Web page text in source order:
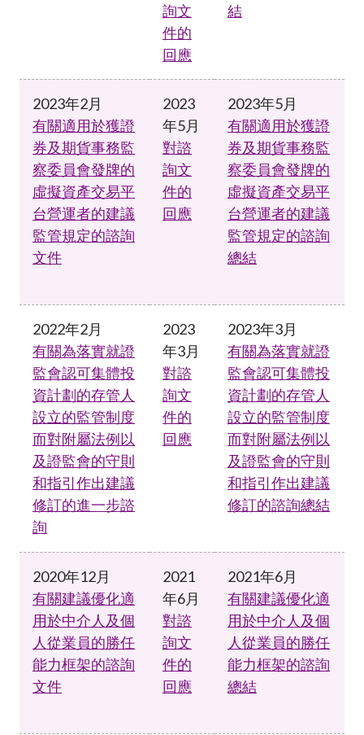
詢文
件的
回應
結
2023年2月
有關適用於獲證
券及期貨事務監
察委員會發牌的
虛擬資產交易平
台營運者的建議
監管規定的諮詢
文件
2023
年5月
對諮
詢文
件的
回應
2023年5月
有關適用於獲證
券及期貨事務監
察委員會發牌的
虛擬資產交易平
台營運者的建議
監管規定的諮詢
總結
2022年2月
有關為落實就證
監會認可集體投
資計劃的存管人
設立的監管制度
而對附屬法例以
及證監會的守則
和指引作出建議
修訂的進一步諮
詢
2023
年3月
對諮
詢文
件的
回應
2023年3月
有關為落實就證
監會認可集體投
資計劃的存管人
設立的監管制度
而對附屬法例以
及證監會的守則
和指引作出建議
修訂的諮詢總結
2020年12月
有關建議優化適
用於中介人及個
人從業員的勝任
能力框架的諮詢
文件
2021
年6月
對諮
詢文
件的
回應
2021年6月
有關建議優化適
用於中介人及個
人從業員的勝任
能力框架的諮詢
總結